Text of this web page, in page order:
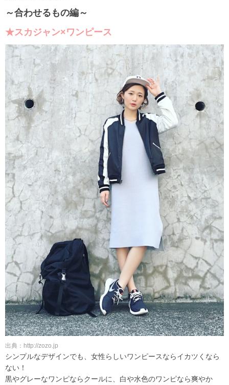
～合わせるもの編～
★スカジャン×ワンピース
出典：http://zozo.jp
シンプルなデザインでも、女性らしいワンピースならイカツくなら
ない！
黒やグレーなワンピならクールに、白や水色のワンピなら爽やか